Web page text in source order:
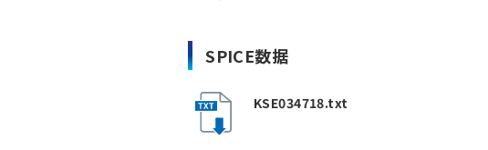
SPICE数据
KSE034718.txt